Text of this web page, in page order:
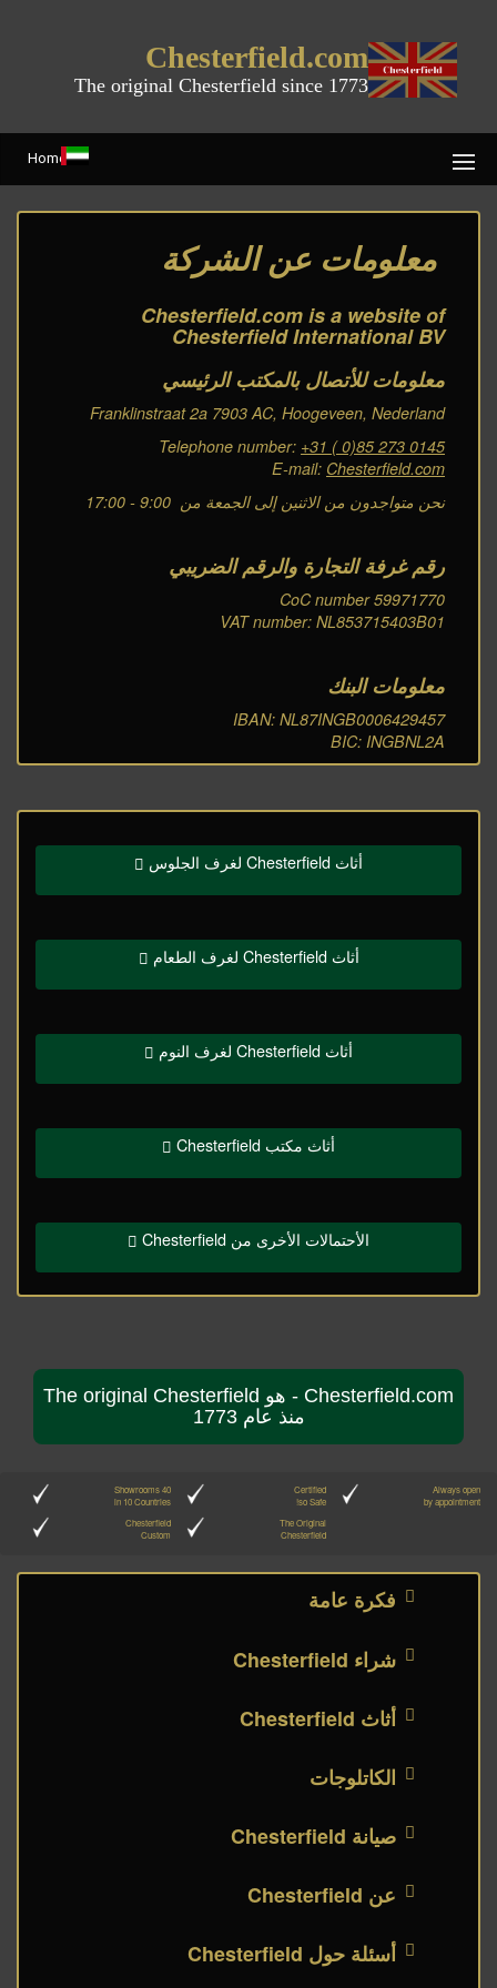
Chesterfield.com
The original Chesterfield since 1773
Home
معلومات عن الشركة
Chesterfield.com is a website of
Chesterfield International BV
معلومات للأتصال بالمكتب الرئيسي
Franklinstraat 2a 7903 AC, Hoogeveen, Nederland
Telephone number: +31 ( 0)85 273 0145
E-mail: Chesterfield.com
نحن متواجدون من الاثنين إلى الجمعة من 9:00 - 17:00
رقم غرفة التجارة والرقم الضريبي
CoC number 59971770
VAT number: NL853715403B01
معلومات البنك
IBAN: NL87INGB0006429457
BIC: INGBNL2A
أثاث Chesterfield لغرف الجلوس
أثاث Chesterfield لغرف الطعام
أثاث Chesterfield لغرف النوم
أثاث مكتب Chesterfield
الأحتمالات الأخرى من Chesterfield
Chesterfield.com - هو The original Chesterfield
منذ عام 1773
40 Showrooms
in 10 Countries
Certified
so Safe!
Always open
by appointment
Chesterfield
Custom
The Original
Chesterfield
فكرة عامة
شراء Chesterfield
أثاث Chesterfield
الكاتلوجات
صيانة Chesterfield
عن Chesterfield
أسئلة حول Chesterfield